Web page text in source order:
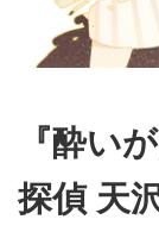
『酔い
探偵 天